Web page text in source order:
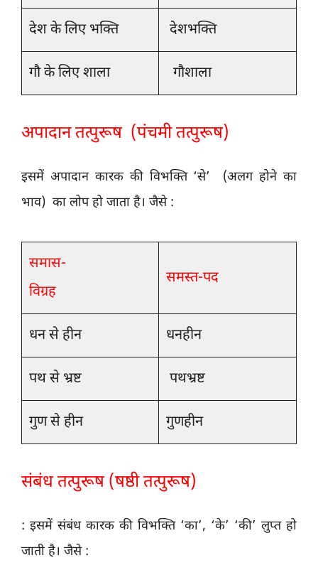
देश के लिए भक्ति देशभक्ति
गौ के लिए शाला गौशाला
अपादान तत्पुरूष (पंचमी तत्पुरूष)
इसमें अपादान कारक की विभक्ति ‘से’ (अलग होने का
भाव) का लोप हो जाता है। जैसे :
समास-
विग्रह
समस्त-पद
धन से हीन धनहीन
पथ से भ्रष्ट पथभ्रष्ट
गुण से हीन गुणहीन
संबंध तत्पुरूष (षष्ठी तत्पुरूष)
: इसमें संबंध कारक की विभक्ति ‘का’, ‘के’ ‘की’ लुप्त हो
जाती है। जैसे :